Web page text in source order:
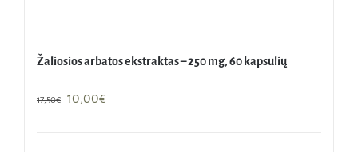
Žaliosios arbatos ekstraktas – 250 mg, 60 kapsulių
17,50€
Original
10,00€Current